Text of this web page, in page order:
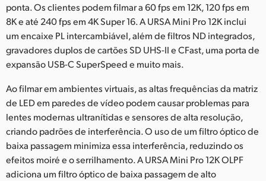
South Africa
Spain
Sweden
Chinese Taipei
Turkey
UAE
Ukraine
ponta. Os clientes podem filmar a 60 fps em 12K, 120 fps em
8K e até 240 fps em 4K Super 16. A URSA Mini Pro 12K inclui
um encaixe PL intercambiável, além de filtros ND integrados,
gravadores duplos de cartões SD UHS-II e CFast, uma porta de
expansão USB-C SuperSpeed e muito mais.
Ao filmar em ambientes virtuais, as altas frequências da matriz
de LED em paredes de vídeo podem causar problemas para
lentes modernas ultranítidas e sensores de alta resolução,
criando padrões de interferência. O uso de um filtro óptico de
baixa passagem minimiza essa interferência, reduzindo os
efeitos moiré e o serrilhamento. A URSA Mini Pro 12K OLPF
adiciona um filtro óptico de baixa passagem de alto